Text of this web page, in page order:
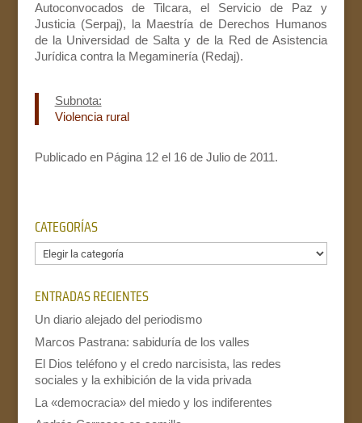
Autoconvocados de Tilcara, el Servicio de Paz y
Justicia (Serpaj), la Maestría de Derechos Humanos
de la Universidad de Salta y de la Red de Asistencia
Jurídica contra la Megaminería (Redaj).
Subnota:
Violencia rural
Publicado en Página 12 el 16 de Julio de 2011.
CATEGORÍAS
Categorías
ENTRADAS RECIENTES
Un diario alejado del periodismo
Marcos Pastrana: sabiduría de los valles
El Dios teléfono y el credo narcisista, las redes
sociales y la exhibición de la vida privada
La «democracia» del miedo y los indiferentes